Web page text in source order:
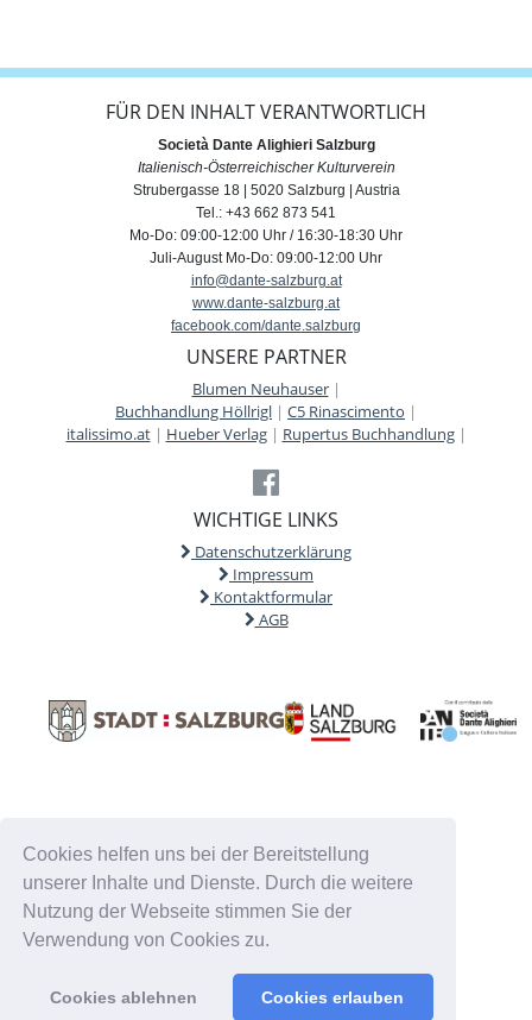
Cookies helfen uns bei der Bereitstellung
unserer Inhalte und Dienste. Durch die weitere
Nutzung der Webseite stimmen Sie der
Verwendung von Cookies zu.
Cookies ablehnen Cookies erlauben
FÜR DEN INHALT VERANTWORTLICH
Società Dante Alighieri Salzburg
Italienisch-Österreichischer Kulturverein
Strubergasse 18 | 5020 Salzburg | Austria
Tel.: +43 662 873 541
Mo-Do: 09:00-12:00 Uhr / 16:30-18:30 Uhr
Juli-August Mo-Do: 09:00-12:00 Uhr
info@dante-salzburg.at
www.dante-salzburg.at
facebook.com/dante.salzburg
UNSERE PARTNER
Blumen Neuhauser|
Buchhandlung Höllrigl | C5 Rinascimento |
italissimo.at| Hueber Verlag| Rupertus Buchhandlung|
WICHTIGE LINKS
Datenschutzerklärung
Impressum
Kontaktformular
AGB